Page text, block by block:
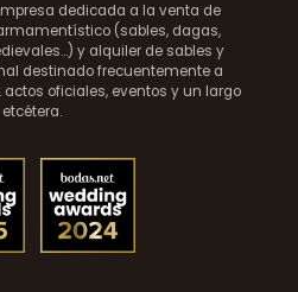
dedicada a la venta de
(sables, dagas,
y alquiler de sables y
destinado frecuentemente a
oficiales, eventos y un largo
etcétera.